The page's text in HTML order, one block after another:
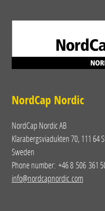
NordCap Nordic
NordCap Nordic AB
Klarabergsviadukten 70, 111 64
Sweden
Phone number: +46 8 506 361
info@nordcapnordic.com